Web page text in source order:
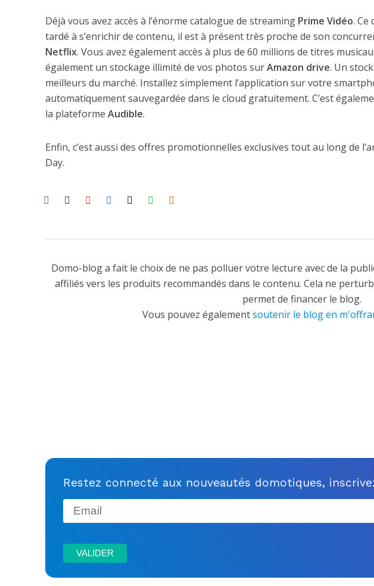
Déjà vous avez accès à l’énorme catalogue de streaming Prime Vidéo. Ce
tardé à s’enrichir de contenu, il est à présent très proche de son
Netflix. Vous avez également accès à plus de 60 millions de titres
également un stockage illimité de vos photos surAmazon drive. Un
meilleurs du marché. Installez simplement l’application sur votre
automatiquement sauvegardée dans le cloud gratuitement. C’est
la plateforme Audible.
Enfin, c’est aussi des offres promotionnelles exclusives tout au long de
Day.
Domo-blog a fait le choix de ne pas polluer votre lecture avec de la
affiliés vers les produits recommandés dans le contenu. Cela ne
permet de financer le blog.
Vous pouvez égalementsoutenir le blog en
Restez connecté aux nouveautés domotiques,